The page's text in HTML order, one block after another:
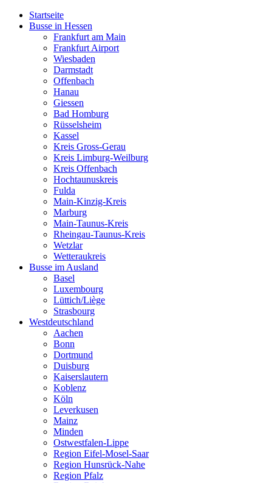
Startseite
Busse in Hessen
Frankfurt am Main
Frankfurt Airport
Wiesbaden
Darmstadt
Offenbach
Hanau
Giessen
Bad Homburg
Rüsselsheim
Kassel
Kreis Gross-Gerau
Kreis Limburg-Weilburg
Kreis Offenbach
Hochtaunuskreis
Fulda
Main-Kinzig-Kreis
Marburg
Main-Taunus-Kreis
Rheingau-Taunus-Kreis
Wetzlar
Wetteraukreis
Busse im Ausland
Basel
Luxembourg
Lüttich/Liège
Strasbourg
Westdeutschland
Aachen
Bonn
Dortmund
Duisburg
Kaiserslautern
Koblenz
Köln
Leverkusen
Mainz
Minden
Ostwestfalen-Lippe
Region Eifel-Mosel-Saar
Region Hunsrück-Nahe
Region Pfalz